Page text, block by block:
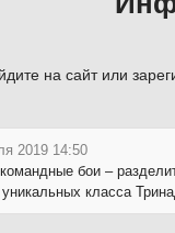
на сайт или
2019 14:50
бои –
класса